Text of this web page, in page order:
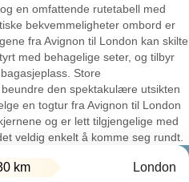
en omfattende rutetabell med
bekvemmeligheter ombord er
fra Avignon til London kan skilte
med behagelige seter, og tilbyr
Store
den spektakulære utsikten
en togtur fra Avignon til London
og er lett tilgjengelige med
veldig enkelt å komme seg rundt.
km London